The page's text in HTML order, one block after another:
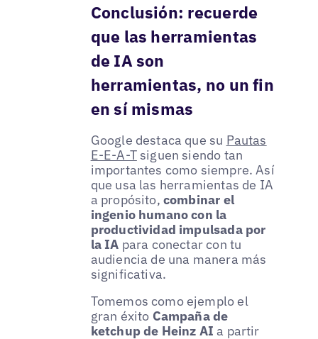
Conclusión: recuerde
que las herramientas
de IA son
herramientas, no un fin
en sí mismas
Google destaca que su Pautas
E-E-A-Tsiguen siendo tan
importantes como siempre. Así
que usa las herramientas de IA
a propósito, combinar el
ingenio humano con la
productividad impulsada por
la IA para conectar con tu
audiencia de una manera más
significativa.
Tomemos como ejemplo el
gran éxito Campaña de
ketchup de Heinz AI a partir